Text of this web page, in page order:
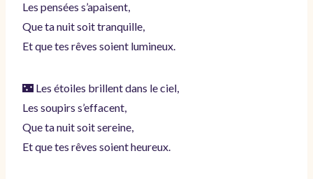
Les pensées s’apaisent,
Que ta nuit soit tranquille,
Et que tes rêves soient lumineux.
🌃 Les étoiles brillent dans le ciel,
Les soupirs s’effacent,
Que ta nuit soit sereine,
Et que tes rêves soient heureux.